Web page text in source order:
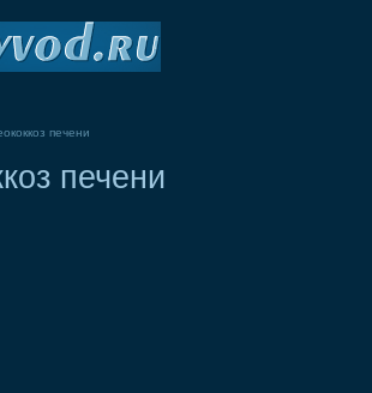
печени
печени